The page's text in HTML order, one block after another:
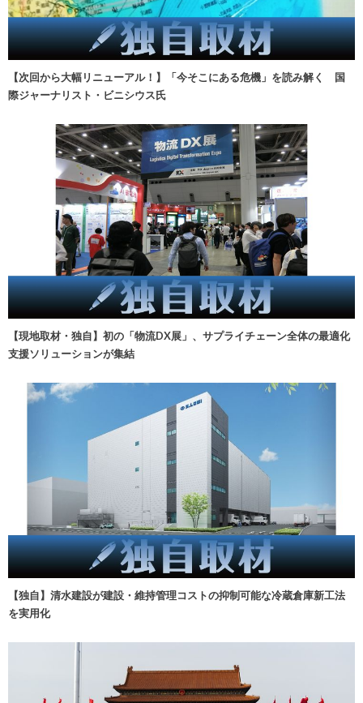
【次回から大幅リニューアル！】「今そこにある危機」を読み解く 国
際ジャーナリスト・ビニシウス氏
【現地取材・独自】初の「物流DX展」、サプライチェーン全体の最適化
支援ソリューションが集結
【独自】清水建設が建設・維持管理コストの抑制可能な冷蔵倉庫新工法
を実用化